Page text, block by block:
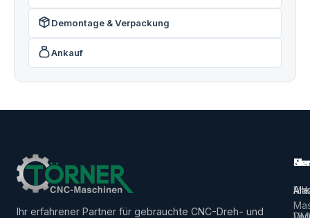
Demontage & Verpackung
Ankauf
Ihr erfahrener Partner für gebrauchte CNC-Dreh- und
Alle